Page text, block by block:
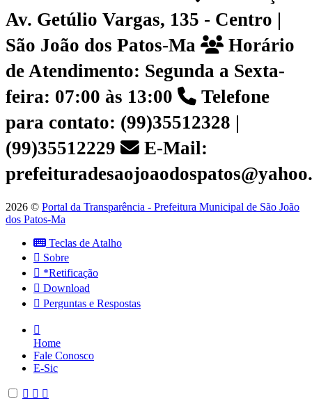
Av. Getúlio Vargas, 135 - Centro |
São João dos Patos-Ma
Horário
de Atendimento: Segunda a Sexta-
feira: 07:00 às 13:00
Telefone
para contato: (99)35512328 |
(99)35512229
E-Mail:
2026 © Portal da Transparência - Prefeitura Municipal de São João
dos Patos-Ma
Teclas de Atalho
Sobre
*Retificação
Download
Perguntas e Respostas
Home
Fale Conosco
E-Sic